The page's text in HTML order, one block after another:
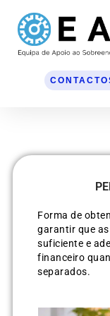
content
Forma de
garantir que
suficiente e
financeiro
separados.